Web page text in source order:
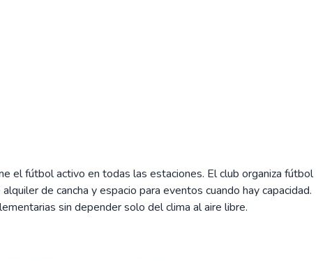
el fútbol activo en todas las estaciones. El club organiza fútbol
de cancha y espacio para eventos cuando hay capacidad.
sin depender solo del clima al aire libre.